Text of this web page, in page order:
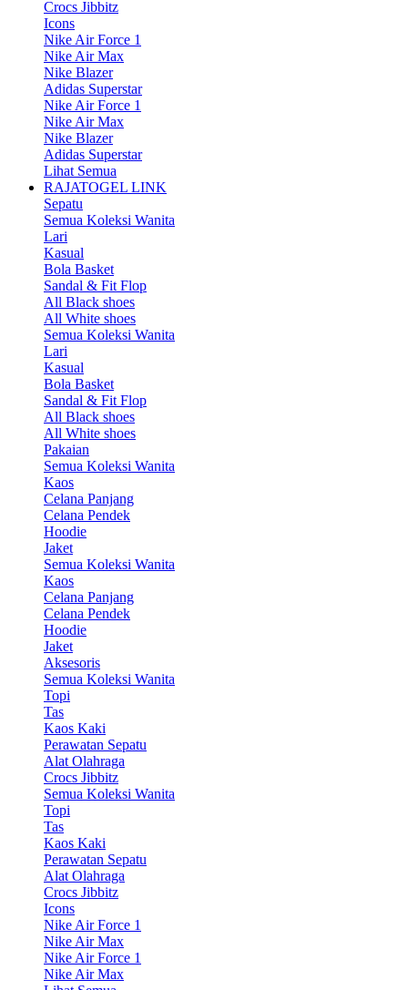
Crocs Jibbitz
Icons
Nike Air Force 1
Nike Air Max
Nike Blazer
Adidas Superstar
Nike Air Force 1
Nike Air Max
Nike Blazer
Adidas Superstar
Lihat Semua
RAJATOGEL LINK
Sepatu
Semua Koleksi Wanita
Lari
Kasual
Bola Basket
Sandal & Fit Flop
All Black shoes
All White shoes
Semua Koleksi Wanita
Lari
Kasual
Bola Basket
Sandal & Fit Flop
All Black shoes
All White shoes
Pakaian
Semua Koleksi Wanita
Kaos
Celana Panjang
Celana Pendek
Hoodie
Jaket
Semua Koleksi Wanita
Kaos
Celana Panjang
Celana Pendek
Hoodie
Jaket
Aksesoris
Semua Koleksi Wanita
Topi
Tas
Kaos Kaki
Perawatan Sepatu
Alat Olahraga
Crocs Jibbitz
Semua Koleksi Wanita
Topi
Tas
Kaos Kaki
Perawatan Sepatu
Alat Olahraga
Crocs Jibbitz
Icons
Nike Air Force 1
Nike Air Max
Nike Air Force 1
Nike Air Max